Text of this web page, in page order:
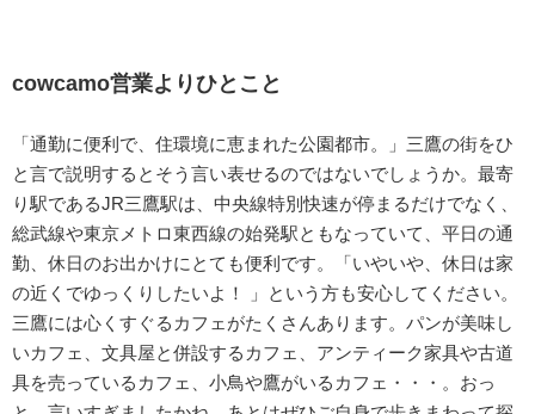
cowcamo営業よりひとこと
「通勤に便利で、住環境に恵まれた公園都市。」三鷹の街をひ
と言で説明するとそう言い表せるのではないでしょうか。最寄
り駅であるJR三鷹駅は、中央線特別快速が停まるだけでなく、
総武線や東京メトロ東西線の始発駅ともなっていて、平日の通
勤、休日のお出かけにとても便利です。「いやいや、休日は家
の近くでゆっくりしたいよ！ 」という方も安心してください。
三鷹には心くすぐるカフェがたくさんあります。パンが美味し
いカフェ、文具屋と併設するカフェ、アンティーク家具や古道
具を売っているカフェ、小鳥や鷹がいるカフェ・・・。おっ